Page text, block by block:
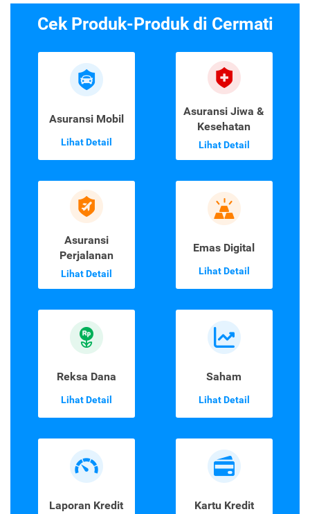
Cek Produk-Produk di Cermati
Asuransi Mobil
Lihat Detail
Asuransi Jiwa &
Kesehatan
Lihat Detail
Asuransi
Perjalanan
Lihat Detail
Emas Digital
Lihat Detail
Reksa Dana
Lihat Detail
Saham
Lihat Detail
Laporan Kredit Kartu Kredit